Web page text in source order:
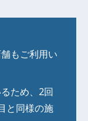
もご利用い
ため、2回
と同様の施